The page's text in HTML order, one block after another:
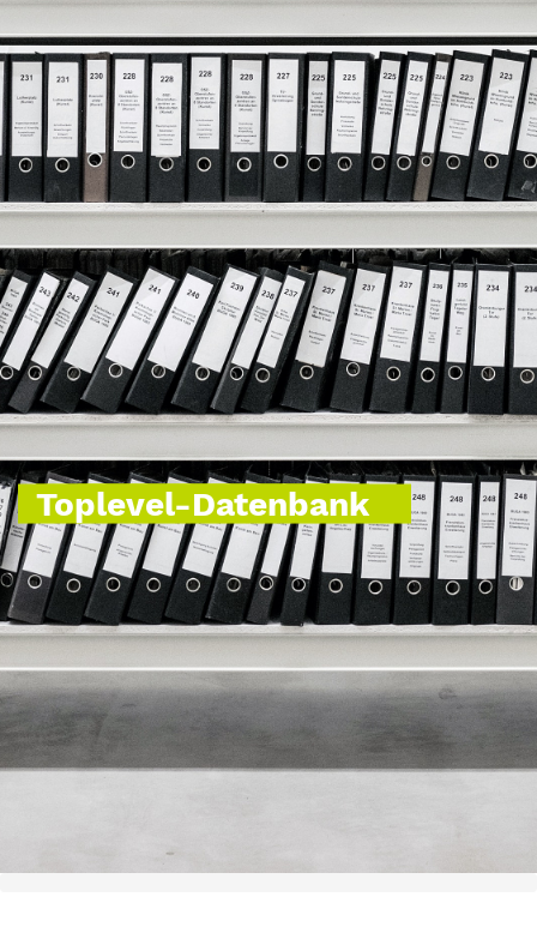
Toplevel-Datenbank